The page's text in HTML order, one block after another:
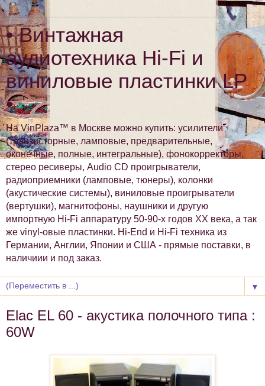
• Винтажная
аудиотехника Hi-Fi и
виниловые пластинки LP
•
На VinPlaza™ в Москве можно купить: усилители
(транзисторные, ламповые, предварительные,
оконечные, полные, интегральные), фонокорректоры,
стерео ресиверы, Audio CD проигрыватели,
радиоприемники (ламповые, тюнеры), колонки
(акустические системы), виниловые проигрыватели
(вертушки), магнитофоны, наушники и другую
импортную Hi-Fi аппаратуру 50-90-х годов XX века, а так
же vinyl-овые пластинки. Hi-End и Hi-Fi техника из
Германии, Англии, Японии и США - прямые поставки, в
наличиии и под заказ.
▼
Elac EL 60 - акустика полочного типа :
60W